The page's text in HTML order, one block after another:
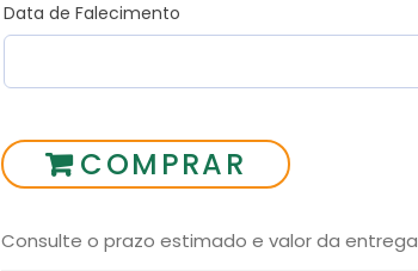
Data de Falecimento
COMPRAR
Consulte o prazo estimado e valor da entrega